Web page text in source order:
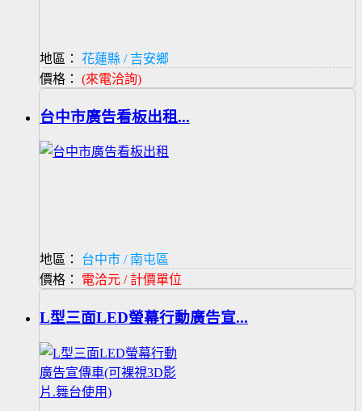
地區：
花蓮縣 / 吉安鄉
價格： (來電洽詢)
台中市廣告看板出租...
地區：
台中市 / 南屯區
價格： 電洽元 / 計價單位
L型三面LED螢幕行動廣告宣...